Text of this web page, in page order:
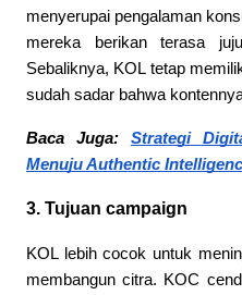
menyerupai pengalaman
mereka berikan terasa
Sebaliknya, KOL tetap
sudah sadar bahwa
Baca Juga: Strategi
Menuju Authentic
3. Tujuan campaign
KOL lebih cocok untuk
membangun citra. KOC